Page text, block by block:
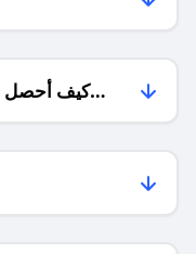
كيف أحصل